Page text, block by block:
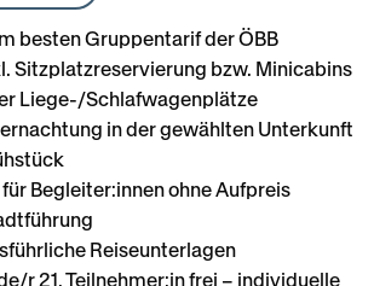
besten Gruppentarif der ÖBB
Sitzplatzreservierung bzw. Minicabins
Liege-/Schlafwagenplätze
in der gewählten Unterkunft
für Begleiter:innen ohne Aufpreis
Reiseunterlagen
r 21. Teilnehmer:in frei – individuelle